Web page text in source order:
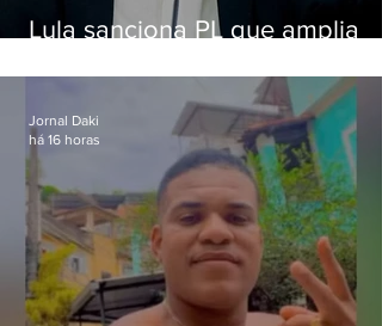
Lula sanciona PL que amplia
crianças
Jornal Daki
há 16 horas